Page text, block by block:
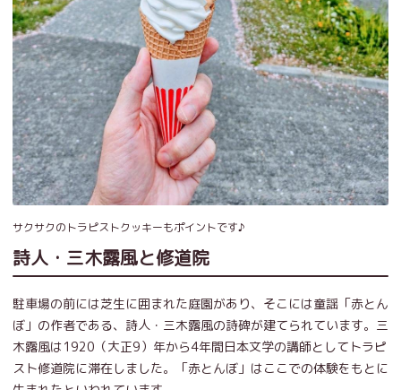
サクサクのトラピストクッキーもポイントです♪
詩人・三木露風と修道院
駐車場の前には芝生に囲まれた庭園があり、そこには童謡「赤とん
ぼ」の作者である、詩人・三木露風の詩碑が建てられています。三
木露風は1920（大正9）年から4年間日本文学の講師としてトラピ
スト修道院に滞在しました。「赤とんぼ」はここでの体験をもとに